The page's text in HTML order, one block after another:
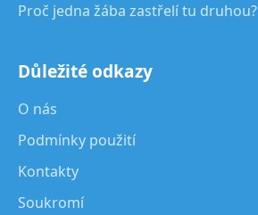
Proč jedna žába zastřelí tu druhou?
Důležité odkazy
O nás
Podmínky použití
Kontakty
Soukromí